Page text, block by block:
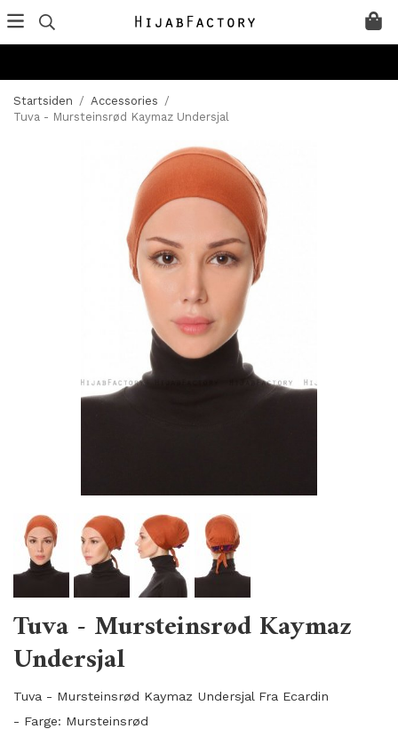
Startsiden / Accessories /
Tuva - Mursteinsrød Kaymaz Undersjal
Tuva - Mursteinsrød Kaymaz
Undersjal
Tuva - Mursteinsrød Kaymaz Undersjal Fra Ecardin
- Farge: Mursteinsrød